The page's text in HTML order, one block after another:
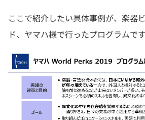
ここで紹介したい具体事例が、楽器
ド、ヤマハ様で行ったプログラムです